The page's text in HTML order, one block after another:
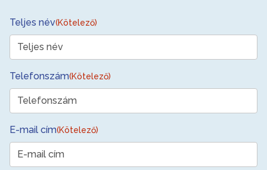
Teljes név(Kötelező)
Telefonszám(Kötelező)
E-mail cím(Kötelező)